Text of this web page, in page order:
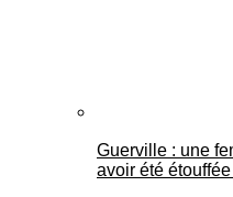
Guerville : une
avoir été